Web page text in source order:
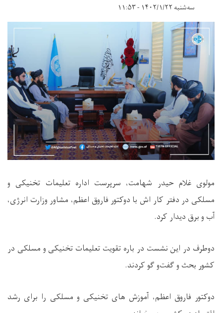
سه‌شنبه ۱۴۰۲/۱/۲۲ - ۱۱:۵۳
مولوی غلام حیدر شهامت، سرپرست اداره تعلیمات تخنیکی و
مسلکی در دفتر کار اش با دوکتور فاروق اعظم، مشاور وزارت انرژی،
آب و برق دیدار کرد.
دوطرف در این نشست در باره تقویت تعلیمات تخنیکی و مسلکی در
کشور بحث و گفت‌و گو کردند.
دوکتور فاروق اعظم، آموزش های تخنیکی و مسلکی را برای رشد